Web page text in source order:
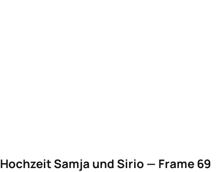
Hochzeit Samja und Sirio — Frame 69